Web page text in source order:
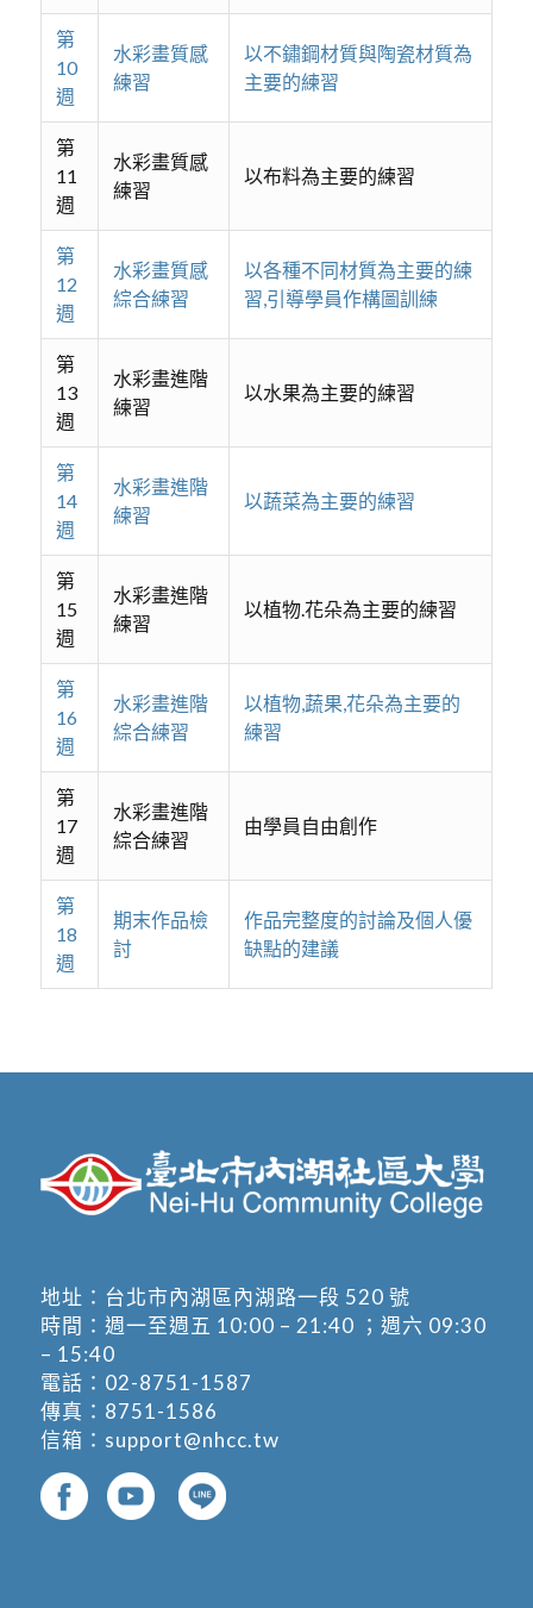
第
10
週
水彩畫質感
練習
以不鏽鋼材質與陶瓷材質為
主要的練習
第
11
週
水彩畫質感
練習
以布料為主要的練習
第
12
週
水彩畫質感
綜合練習
以各種不同材質為主要的練
習,引導學員作構圖訓練
第
13
週
水彩畫進階
練習
以水果為主要的練習
第
14
週
水彩畫進階
練習
以蔬菜為主要的練習
第
15
週
水彩畫進階
練習
以植物.花朵為主要的練習
第
16
週
水彩畫進階
綜合練習
以植物,蔬果,花朵為主要的
練習
第
17
週
水彩畫進階
綜合練習
由學員自由創作
第
18
週
期末作品檢
討
作品完整度的討論及個人優
缺點的建議
地址： 台北市內湖區內湖路一段 520 號
時間：週一至週五 10:00 – 21:40 ；週六 09:30
– 15:40
電話： 02-8751-1587
傳真：8751-1586
信箱： support@nhcc.tw